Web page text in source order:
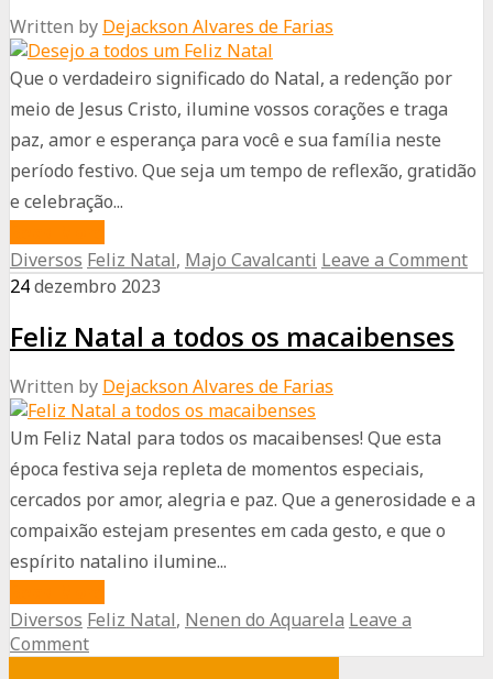
Written by Dejackson Alvares de Farias
Que o verdadeiro significado do Natal, a redenção por
meio de Jesus Cristo, ilumine vossos corações e traga
paz, amor e esperança para você e sua família neste
período festivo. Que seja um tempo de reflexão, gratidão
e celebração...
Desejo
a
todos
um
Feliz
Natal
Diversos Feliz Natal, Majo Cavalcanti Leave a Comment
24dezembro 2023
Feliz Natal a todos os macaibenses
Written by Dejackson Alvares de Farias
Um Feliz Natal para todos os macaibenses! Que esta
época festiva seja repleta de momentos especiais,
cercados por amor, alegria e paz. Que a generosidade e a
compaixão estejam presentes em cada gesto, e que o
espírito natalino ilumine...
Feliz
Natal
Diversos Feliz Natal, Nenen do Aquarela Leave a
Comment